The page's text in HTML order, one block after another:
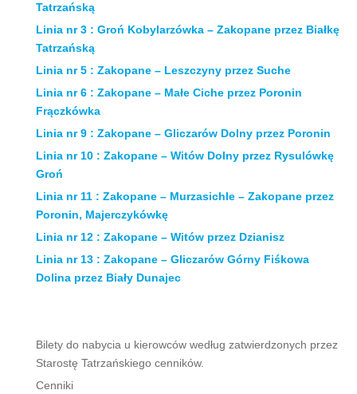
Tatrzańską
Linia nr 3 : Groń Kobylarzówka – Zakopane przez Białkę
Tatrzańską
Linia nr 5 : Zakopane – Leszczyny przez Suche
Linia nr 6 : Zakopane – Małe Ciche przez Poronin
Frączkówka
Linia nr 9 : Zakopane – Gliczarów Dolny przez Poronin
Linia nr 10 : Zakopane – Witów Dolny przez Rysulówkę
Groń
Linia nr 11 : Zakopane – Murzasichle – Zakopane przez
Poronin, Majerczykówkę
Linia nr 12 : Zakopane – Witów przez Dzianisz
Linia nr 13 : Zakopane – Gliczarów Górny Fiśkowa
Dolina przez Biały Dunajec
Bilety do nabycia u kierowców według zatwierdzonych przez
Starostę Tatrzańskiego cenników.
Cenniki